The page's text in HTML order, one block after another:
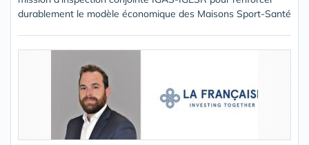
durablement le modèle économique des Maisons Sport-Santé